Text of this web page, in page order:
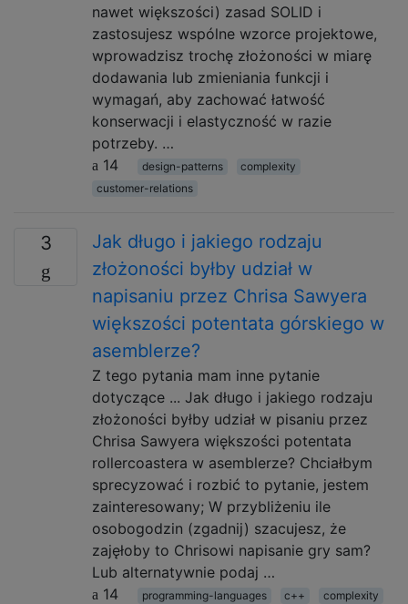
nawet większości) zasad SOLID i
zastosujesz wspólne wzorce projektowe,
wprowadzisz trochę złożoności w miarę
dodawania lub zmieniania funkcji i
wymagań, aby zachować łatwość
konserwacji i elastyczność w razie
potrzeby. …
14
design-patterns
complexity
customer-relations
3
Jak długo i jakiego rodzaju
złożoności byłby udział w
napisaniu przez Chrisa Sawyera
większości potentata górskiego w
asemblerze?
Z tego pytania mam inne pytanie
dotyczące ... Jak długo i jakiego rodzaju
złożoności byłby udział w pisaniu przez
Chrisa Sawyera większości potentata
rollercoastera w asemblerze? Chciałbym
sprecyzować i rozbić to pytanie, jestem
zainteresowany; W przybliżeniu ile
osobogodzin (zgadnij) szacujesz, że
zajęłoby to Chrisowi napisanie gry sam?
Lub alternatywnie podaj …
14
programming-languages c++
complexity